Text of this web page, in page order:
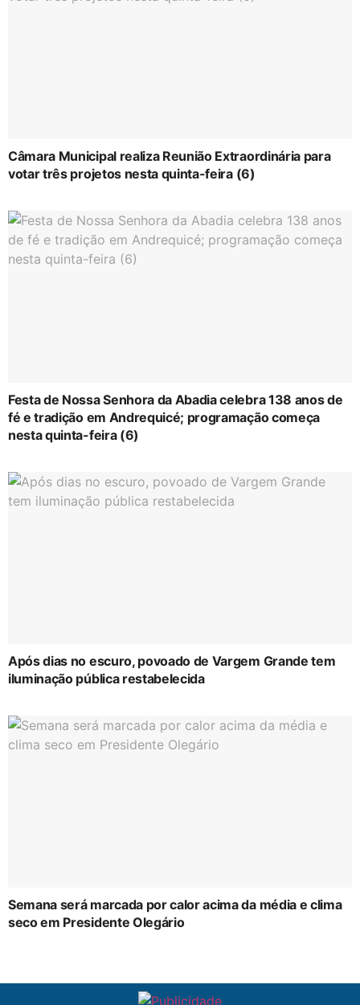
Câmara Municipal realiza Reunião Extraordinária para
votar três projetos nesta quinta-feira (6)
Festa de Nossa Senhora da Abadia celebra 138 anos de
fé e tradição em Andrequicé; programação começa
nesta quinta-feira (6)
Após dias no escuro, povoado de Vargem Grande tem
iluminação pública restabelecida
Semana será marcada por calor acima da média e clima
seco em Presidente Olegário